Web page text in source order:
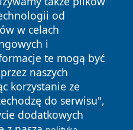
od
w celach
i
te mogą być
naszych
korzystanie ze
do serwisu",
dodatkowych
Wszystkie prawa
Polityka